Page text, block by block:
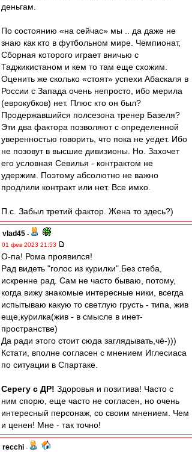
деньгам.
По состоянию «на сейчас» мы .. да даже не
знаю как кто в футбольном мире. Чемпионат,
Сборная которого играет вничью с
Таджикистаном и кем то там еще схожим.
Оценить же сколько «стоят» успехи Абаскаля в
России с Запада очень непросто, ибо мерила
(еврокубков) нет. Плюс кто он был?
Продержавшийся полсезона тренер Базеля?
Эти два фактора позволяют с определенной
уверенностью говорить, что пока не уедет. Ибо
не позовут в высшие дивизионы. Но. Захочет
его условная Севилья - контрактом не
удержим. Поэтому абсолютно не важно
продлили контракт или нет. Все имхо.
П.с. Забыл третий фактор. Жена то здесь?)
vlad45 -
01 фев 2023 21:53
О-па! Рома проявился!
Рад видеть "голос из курилки".Без стеба,
искренне рад. Сам не часто бываю, потому,
когда вижу знакомые интересные ники, всегда
испытываю какую то светлую грусть - типа, жив
еще,курилка(жив - в смысле в инет-
пространстве)
Да ради этого стоит сюда заглядывать,чё-)))
Кстати, вполне согласен с мнением Иглесиаса
по ситуации в Спартаке.
Серегу с ДР! Здоровья и позитива! Часто с
ним спорю, еще часто не согласен, но очень
интересный персонаж, со своим мнением. Чем
и ценен! Мне - так точно!
recchi -